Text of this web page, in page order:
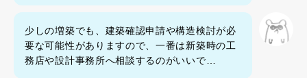
少しの増築でも、建築確認申請や構造検討が必
要な可能性がありますので、一番は新築時の工
務店や設計事務所へ相談するのがいいで…